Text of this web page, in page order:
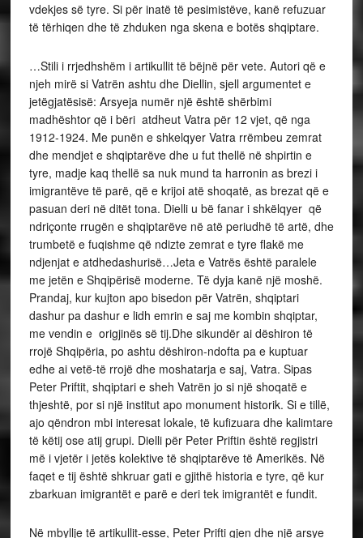
vdekjes së tyre. Si për inatë të pesimistëve, kanë refuzuar
të tërhiqen dhe të zhduken nga skena e botës shqiptare.
…Stili i rrjedhshëm i artikullit të bëjnë për vete. Autori që e
njeh mirë si Vatrën ashtu dhe Diellin, sjell argumentet e
jetëgjatësisë: Arsyeja numër një është shërbimi
madhështor që i bëri atdheut Vatra për 12 vjet, që nga
1912-1924. Me punën e shkelqyer Vatra rrëmbeu zemrat
dhe mendjet e shqiptarëve dhe u fut thellë në shpirtin e
tyre, madje kaq thellë sa nuk mund ta harronin as brezi i
imigrantëve të parë, që e krijoi atë shoqatë, as brezat që e
pasuan deri në ditët tona. Dielli u bë fanar i shkëlqyer që
ndriçonte rrugën e shqiptarëve në atë periudhë të artë, dhe
trumbetë e fuqishme që ndizte zemrat e tyre flakë me
ndjenjat e atdhedashurisë…Jeta e Vatrës është paralele
me jetën e Shqipërisë moderne. Të dyja kanë një moshë.
Prandaj, kur kujton apo bisedon për Vatrën, shqiptari
dashur pa dashur e lidh emrin e saj me kombin shqiptar,
me vendin e origjinës së tij.Dhe sikundër ai dëshiron të
rrojë Shqipëria, po ashtu dëshiron-ndofta pa e kuptuar
edhe ai vetë-të rrojë dhe moshatarja e saj, Vatra. Sipas
Peter Priftit, shqiptari e sheh Vatrën jo si një shoqatë e
thjeshtë, por si një institut apo monument historik. Si e tillë,
ajo qëndron mbi interesat lokale, të kufizuara dhe kalimtare
të këtij ose atij grupi. Dielli për Peter Priftin është regjistri
më i vjetër i jetës kolektive të shqiptarëve të Amerikës. Në
faqet e tij është shkruar gati e gjithë historia e tyre, që kur
zbarkuan imigrantët e parë e deri tek imigrantët e fundit.
Në mbyllje të artikullit-esse, Peter Prifti gjen dhe një arsye